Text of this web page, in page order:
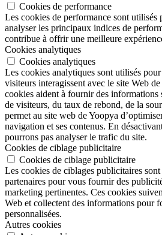
Cookies de performance
Les cookies de performance sont utilisés
analyser les principaux indices de
contribue à offrir une meilleure
Cookies analytiques
Cookies analytiques
Les cookies analytiques sont utilisés
visiteurs interagissent avec le site Web
cookies aident à fournir des informations
de visiteurs, du taux de rebond, de la
permet au site web de Yoopya
navigation et ses contenus. En
pourrons pas analyser le trafic du site.
Cookies de ciblage publicitaire
Cookies de ciblage publicitaire
Les cookies de ciblages publicitaires
partenaires pour vous fournir des
marketing pertinentes. Ces cookies
Web et collectent des informations pour
personnalisées.
Autres cookies